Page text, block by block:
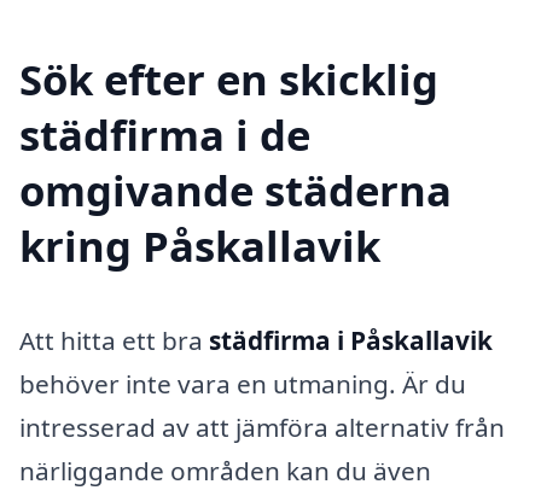
Sök efter en skicklig
städfirma i de
omgivande städerna
kring Påskallavik
Att hitta ett bra städfirma i Påskallavik
behöver inte vara en utmaning. Är du
intresserad av att jämföra alternativ från
närliggande områden kan du även